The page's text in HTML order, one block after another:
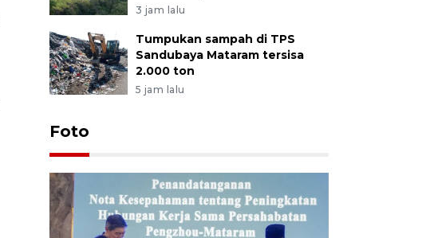
3 jam lalu
Tumpukan sampah di TPS
Sandubaya Mataram tersisa
2.000 ton
5 jam lalu
Foto